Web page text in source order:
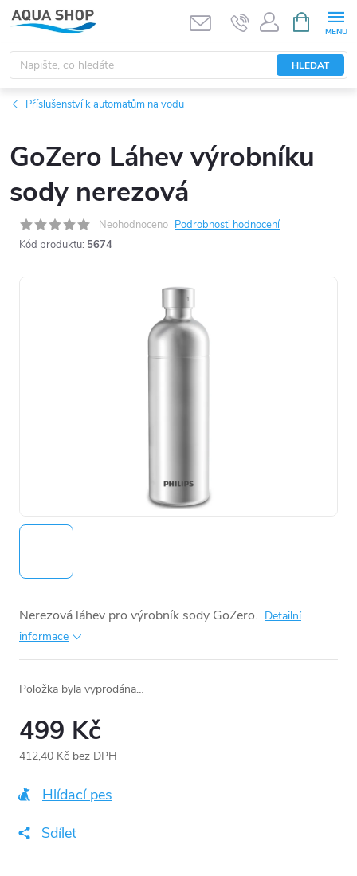
Přejít
na
obsah
HLEDAT
NÁKUPNÍ
KOŠÍK
Příslušenství k automatům na vodu
GoZero Láhev výrobníku
sody nerezová
Neohodnoceno Podrobnosti hodnocení
Kód produktu: 5674
Nerezová láhev pro výrobník sody GoZero. Detailní
informace
Položka byla vyprodána…
499 Kč
412,40 Kč bez DPH
cena:Hlídací pes
Sdílet